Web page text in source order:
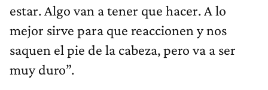
estar. Algo van a tener que hacer. A lo
mejor sirve para que reaccionen y nos
saquen el pie de la cabeza, pero va a ser
muy duro”.